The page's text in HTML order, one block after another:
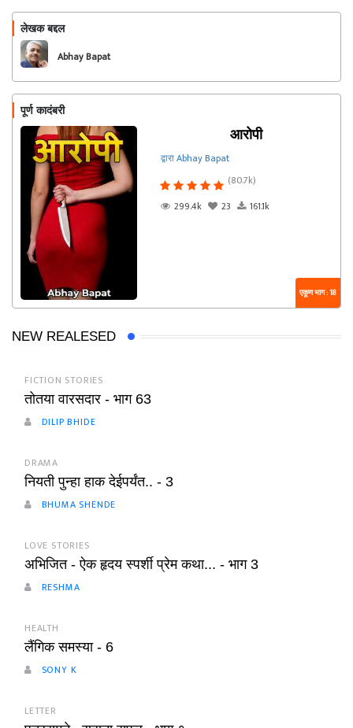
लेखक बद्दल
Abhay Bapat
पूर्ण कादंबरी
आरोपी
द्वारा Abhay Bapat
(80.7k)
299.4k
23 161.1k
एकूण भाग : 18
NEW REALESED
FICTION STORIES
तोतया वारसदार - भाग 63
DILIP BHIDE
DRAMA
नियती पुन्हा हाक देईपर्यंत.. - 3
BHUMA SHENDE
LOVE STORIES
अभिजित - ऐक हृदय स्पर्शी प्रेम कथा... - भाग 3
RESHMA
HEALTH
लैंगिक समस्या - 6
SONY K
LETTER